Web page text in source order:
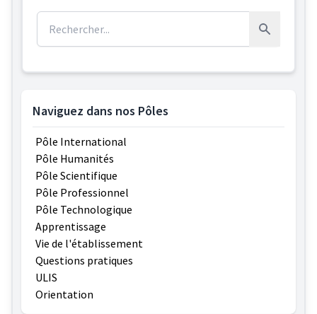
Rechercher
Naviguez dans nos Pôles
Pôle International
Pôle Humanités
Pôle Scientifique
Pôle Professionnel
Pôle Technologique
Apprentissage
Vie de l'établissement
Questions pratiques
ULIS
Orientation